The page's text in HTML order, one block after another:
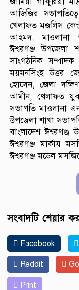
আজিজির
খেলাফত মজলিস
আহমদ, মাওলানা
ঈশ্বরগঞ্জ
সাংগঠনিক
ময়মনসিংহ উত্তর
হোসেন, জেলা
আমীন, খেলাফত যুব
সভাপতি মাওলানা
উপজেলা শাখা
বাংলাদেশ ঈশ্বরগঞ্জ
ঈশ্বরগঞ্জ মার্কায
ঈশ্বরগঞ্জ মডেল
সংবাদটি শেয়ার
Facebook
Reddit
Print